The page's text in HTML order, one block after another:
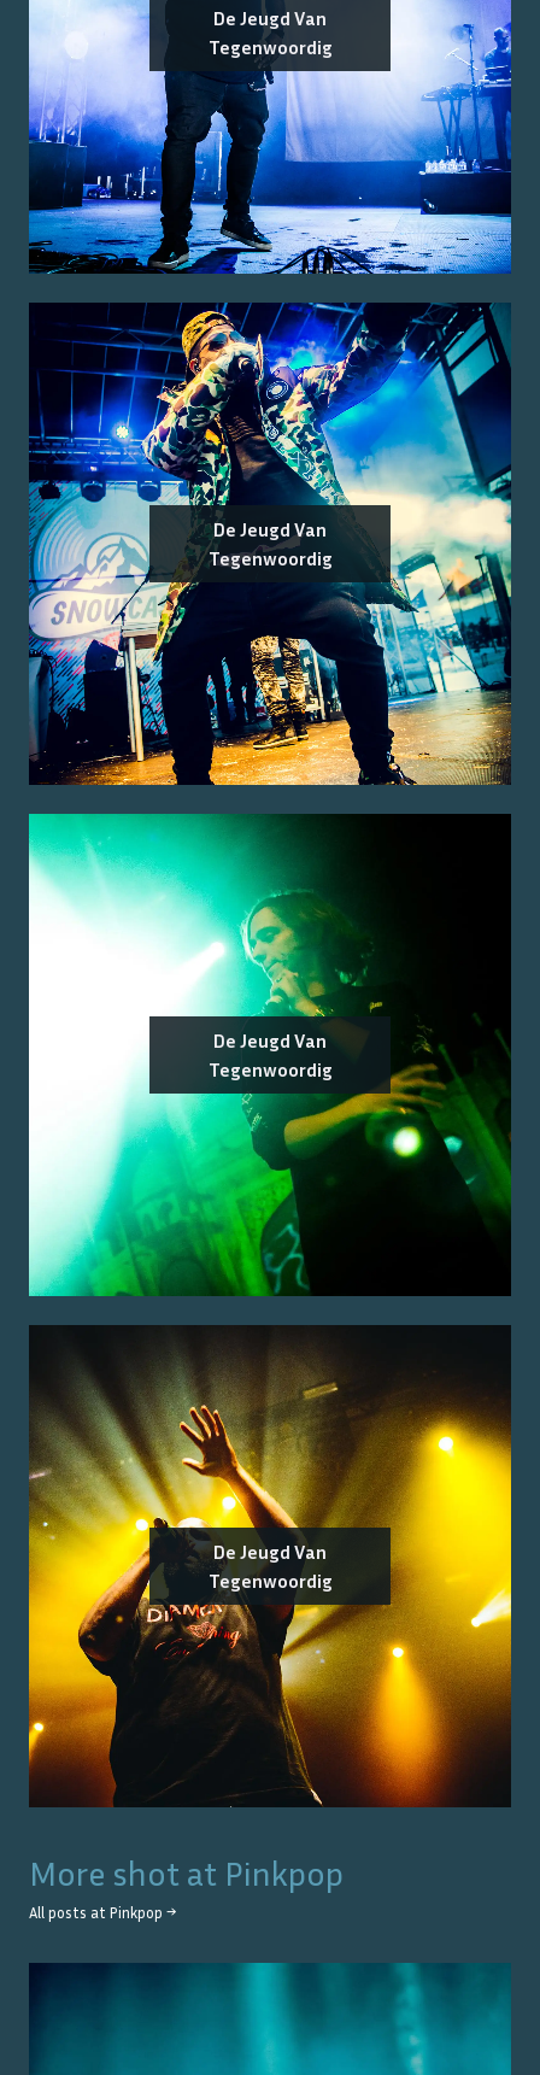
De Jeugd Van
Tegenwoordig
De Jeugd Van
Tegenwoordig
De Jeugd Van
Tegenwoordig
De Jeugd Van
Tegenwoordig
More shot at Pinkpop
All posts at Pinkpop →